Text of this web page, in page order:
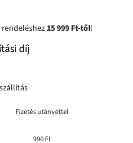
15 999 Ft-től!
díj
Fizetés utánvéttel
990 Ft